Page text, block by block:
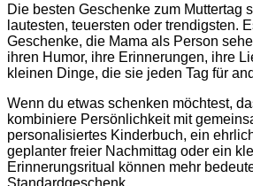
Die besten Geschenke zum Muttertag
lautesten, teuersten oder trendigsten.
Geschenke, die Mama als Person
ihren Humor, ihre Erinnerungen, ihre
kleinen Dinge, die sie jeden Tag für
Wenn du etwas schenken möchtest,
kombiniere Persönlichkeit mit
personalisiertes Kinderbuch, ein
geplanter freier Nachmittag oder ein
Erinnerungsritual können mehr
Standardgeschenk.